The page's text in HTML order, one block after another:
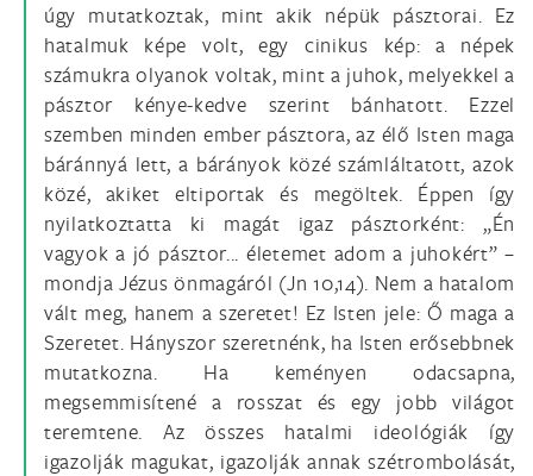
úgy mutatkoztak, mint akik népük pásztorai. Ez
hatalmuk képe volt, egy cinikus kép: a népek
számukra olyanok voltak, mint a juhok, melyekkel a
pásztor kénye-kedve szerint bánhatott. Ezzel
szemben minden ember pásztora, az élő Isten maga
báránnyá lett, a bárányok közé számláltatott, azok
közé, akiket eltiportak és megöltek. Éppen így
nyilatkoztatta ki magát igaz pásztorként: „Én
vagyok a jó pásztor... életemet adom a juhokért” –
mondja Jézus önmagáról (Jn 10,14). Nem a hatalom
vált meg, hanem a szeretet! Ez Isten jele: Ő maga a
Szeretet. Hányszor szeretnénk, ha Isten erősebbnek
mutatkozna. Ha keményen odacsapna,
megsemmisítené a rosszat és egy jobb világot
teremtene. Az összes hatalmi ideológiák így
igazolják magukat, igazolják annak szétrombolását,